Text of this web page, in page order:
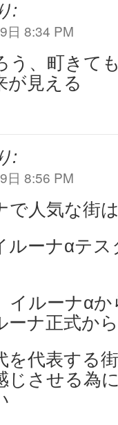
:
日 8:34 PM
う、町きて
が見える
:
日 8:56 PM
で人気な街
ルーナαテ
イルーナα
ナ正式か
を代表する
じさせる為